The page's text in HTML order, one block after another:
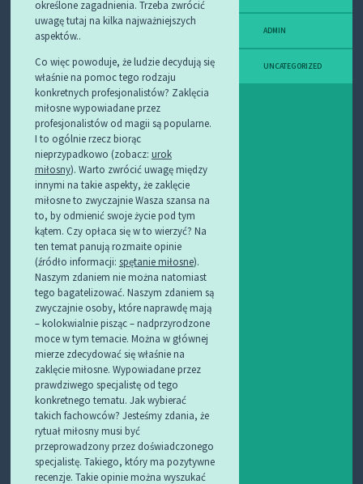
określone zagadnienia. Trzeba zwrócić
uwagę tutaj na kilka najważniejszych
aspektów..
Co więc powoduje, że ludzie decydują się
właśnie na pomoc tego rodzaju
konkretnych profesjonalistów? Zaklęcia
miłosne wypowiadane przez
profesjonalistów od magii są popularne.
I to ogólnie rzecz biorąc
nieprzypadkowo (zobacz: urok
miłosny). Warto zwrócić uwagę między
innymi na takie aspekty, że zaklęcie
miłosne to zwyczajnie Wasza szansa na
to, by odmienić swoje życie pod tym
kątem. Czy opłaca się w to wierzyć? Na
ten temat panują rozmaite opinie
(źródło informacji: spętanie miłosne).
Naszym zdaniem nie można natomiast
tego bagatelizować. Naszym zdaniem są
zwyczajnie osoby, które naprawdę mają
– kolokwialnie pisząc – nadprzyrodzone
moce w tym temacie. Można w głównej
mierze zdecydować się właśnie na
zaklęcie miłosne. Wypowiadane przez
prawdziwego specjalistę od tego
konkretnego tematu. Jak wybierać
takich fachowców? Jesteśmy zdania, że
rytuał miłosny musi być
przeprowadzony przez doświadczonego
specjalistę. Takiego, który ma pozytywne
recenzje. Takie opinie można wyszukać
ADMIN
UNCATEGORIZED